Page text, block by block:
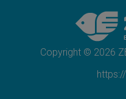
Programa
Papa León
Copyright © 2026